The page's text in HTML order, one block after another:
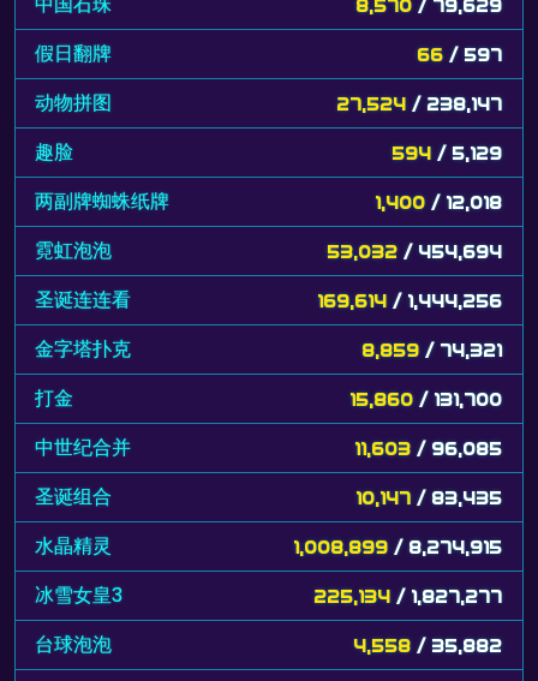
假日翻牌 66 / 597
动物拼图 27,524 / 238,147
趣脸 594 / 5,129
两副牌蜘蛛纸牌 1,400 / 12,018
霓虹泡泡 53,032 / 454,694
圣诞连连看 169,614 / 1,444,256
金字塔扑克 8,859 / 74,321
打金 15,860 / 131,700
中世纪合并 11,603 / 96,085
圣诞组合 10,147 / 83,435
水晶精灵 1,008,899 / 8,274,915
冰雪女皇3 225,134 / 1,827,277
台球泡泡 4,558 / 35,882